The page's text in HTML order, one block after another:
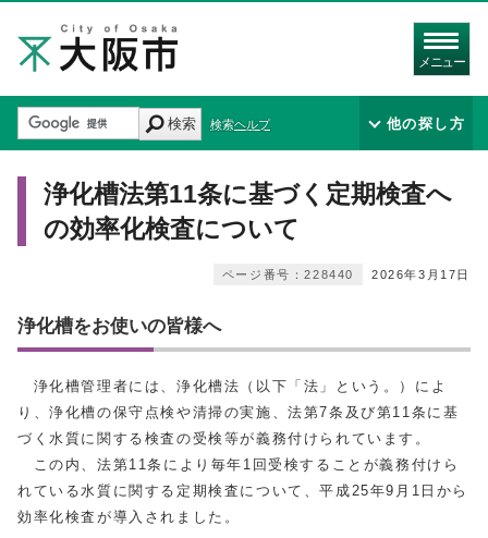
メニュー
検索 検索ヘルプ 他の探し方
浄化槽法第11条に基づく定期検査へ
の効率化検査について
2026年3月17日
ページ番号：228440
浄化槽をお使いの皆様へ
浄化槽管理者には、浄化槽法（以下「法」という。）によ
り、浄化槽の保守点検や清掃の実施、法第7条及び第11条に基
づく水質に関する検査 の受検等が義務付けられています。
この内、法第11条により毎年1回受検することが義務付けら
れている水質に関する定期検査について、平成25年9月1日から
効率化検査が導入されました。